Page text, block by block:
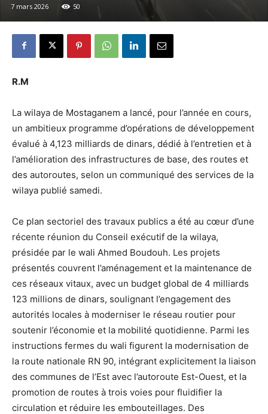
7 mars 2026 50
R.M
La wilaya de Mostaganem a lancé, pour l’année en cours,
un ambitieux programme d’opérations de développement
évalué à 4,123 milliards de dinars, dédié à l’entretien et à
l’amélioration des infrastructures de base, des routes et
des autoroutes, selon un communiqué des services de la
wilaya publié samedi.
Ce plan sectoriel des travaux publics a été au cœur d’une
récente réunion du Conseil exécutif de la wilaya,
présidée par le wali Ahmed Boudouh. Les projets
présentés couvrent l’aménagement et la maintenance de
ces réseaux vitaux, avec un budget global de 4 milliards
123 millions de dinars, soulignant l’engagement des
autorités locales à moderniser le réseau routier pour
soutenir l’économie et la mobilité quotidienne. Parmi les
instructions fermes du wali figurent la modernisation de
la route nationale RN 90, intégrant explicitement la liaison
des communes de l’Est avec l’autoroute Est-Ouest, et la
promotion de routes à trois voies pour fluidifier la
circulation et réduire les embouteillages. Des